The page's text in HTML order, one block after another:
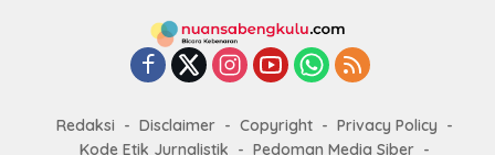
Redaksi Disclaimer Copyright
Privacy Policy
Kode Etik Jurnalistik
Pedoman Media Siber